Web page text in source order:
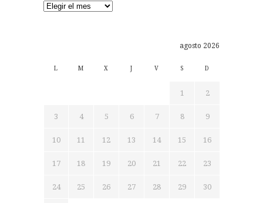
Archivos
agosto 2026
L M X J V S D
1 2
3 4 5 6 7 8 9
10 11 12 13 14 15 16
17 18 19 20 21 22 23
24 25 26 27 28 29 30